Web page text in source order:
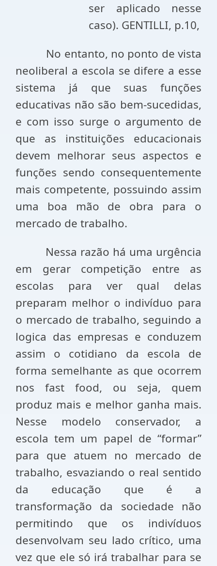
ser aplicado nesse
caso). GENTILLI, p.10,
No entanto, no ponto de vista
neoliberal a escola se difere a esse
sistema já que suas funções
educativas não são bem-sucedidas,
e com isso surge o argumento de
que as instituições educacionais
devem melhorar seus aspectos e
funções sendo consequentemente
mais competente, possuindo assim
uma boa mão de obra para o
mercado de trabalho.
Nessa razão há uma urgência
em gerar competição entre as
escolas para ver qual delas
preparam melhor o indivíduo para
o mercado de trabalho, seguindo a
logica das empresas e conduzem
assim o cotidiano da escola de
forma semelhante as que ocorrem
nos fast food, ou seja, quem
produz mais e melhor ganha mais.
Nesse modelo conservador, a
escola tem um papel de “formar”
para que atuem no mercado de
trabalho, esvaziando o real sentido
da educação que é a
transformação da sociedade não
permitindo que os indivíduos
desenvolvam seu lado crítico, uma
vez que ele só irá trabalhar para se